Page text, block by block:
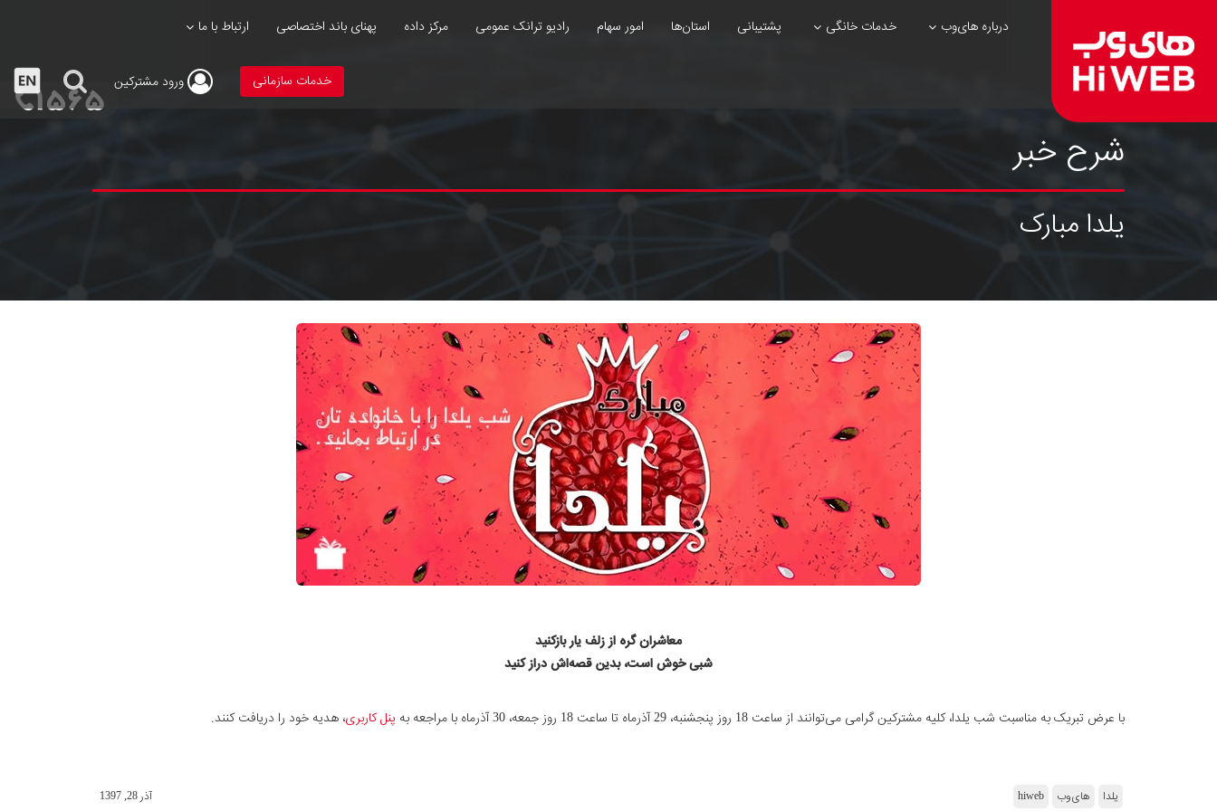
درباره های‌وب خدمات خانگی پشتیبانی استان‌ها امور سهام رادیو ترانک عمومی مرکز داده پهنای باند اختصاصی ارتباط با ما
ورود مشترکین خدمات سازمانی
شرح خبر
یلدا مبارک
معاشران گره از زلف یار بازکنید
شبی خوش است، بدین قصه‌اش دراز کنید
با عرض تبریک به مناسبت شب یلدا، کلیه مشترکین گرامی می‌توانند از ساعت 18 روز پنجشنبه، 29 آذرماه تا ساعت 18 روز جمعه، 30 آذرماه با مراجعه به پنل کاربری، هدیه خود را دریافت کنند.
یلدا های‌وب hiweb آذر 28, 1397